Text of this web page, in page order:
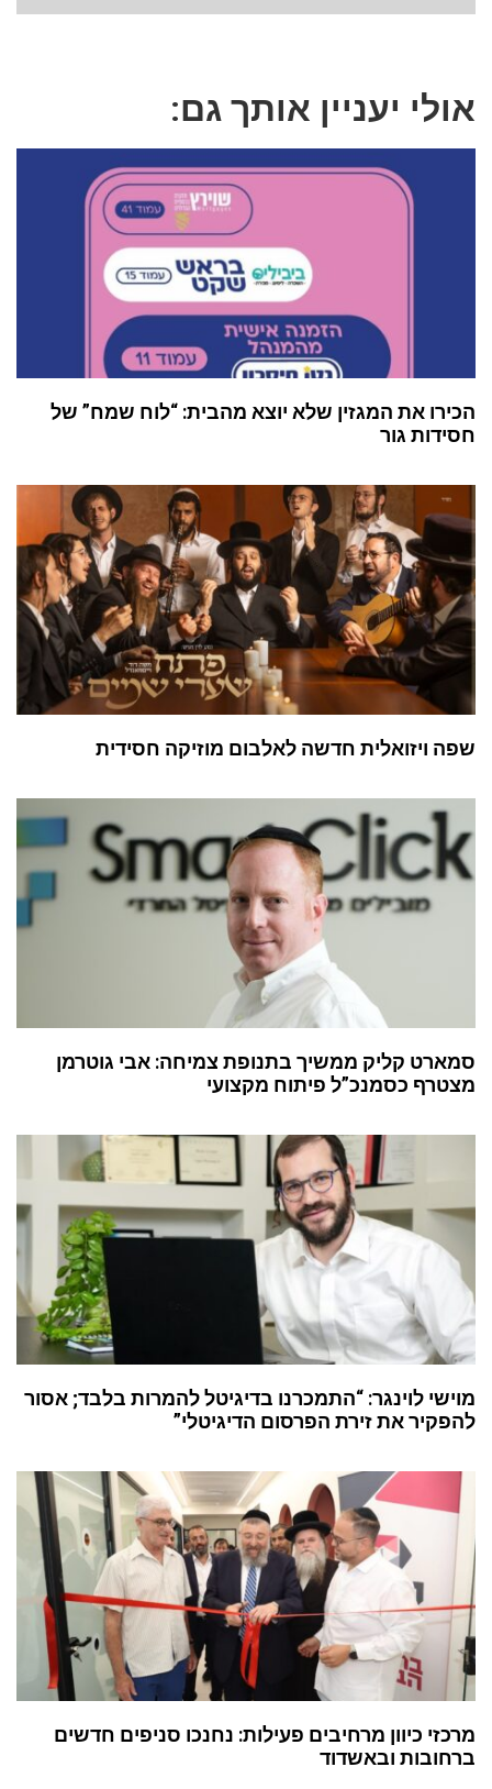
אולי יעניין אותך גם:
הכירו את המגזין שלא יוצא מהבית: “לוח שמח” של
חסידות גור
שפה ויזואלית חדשה לאלבום מוזיקה חסידית
סמארט קליק ממשיך בתנופת צמיחה: אבי גוטרמן
מצטרף כסמנכ”ל פיתוח מקצועי
מוישי לוינגר: “התמכרנו בדיגיטל להמרות בלבד; אסור
להפקיר את זירת הפרסום הדיגיטלי”
מרכזי כיוון מרחיבים פעילות: נחנכו סניפים חדשים
ברחובות ובאשדוד